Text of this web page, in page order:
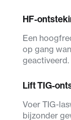
HF-
Een
op gang
geactiveerd.
Lift TIG-
Voer TIG-
bijzonder